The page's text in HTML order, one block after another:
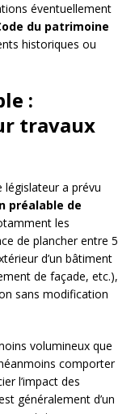
éventuellement
du patrimoine
historiques ou
:
travaux
a prévu
préalable de
les
de plancher entre 5
d’un bâtiment
de façade, etc.),
sans modification
volumineux que
comporter
l’impact des
généralement d’un